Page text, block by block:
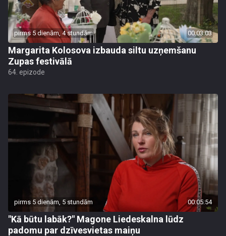
pirms 5 dienām, 4 stundām 00:03:03
Margarita Kolosova izbauda siltu uzņemšanu
Zupas festivālā
64. epizode
pirms 5 dienām, 5 stundām 00:05:54
"Kā būtu labāk?" Magone Liedeskalna lūdz
padomu par dzīvesvietas maiņu